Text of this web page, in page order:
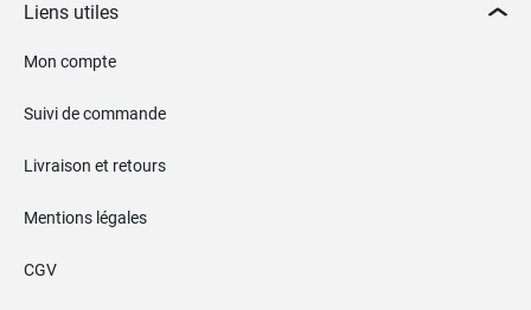
Liens utiles
Mon compte
Suivi de commande
Livraison et retours
Mentions légales
CGV